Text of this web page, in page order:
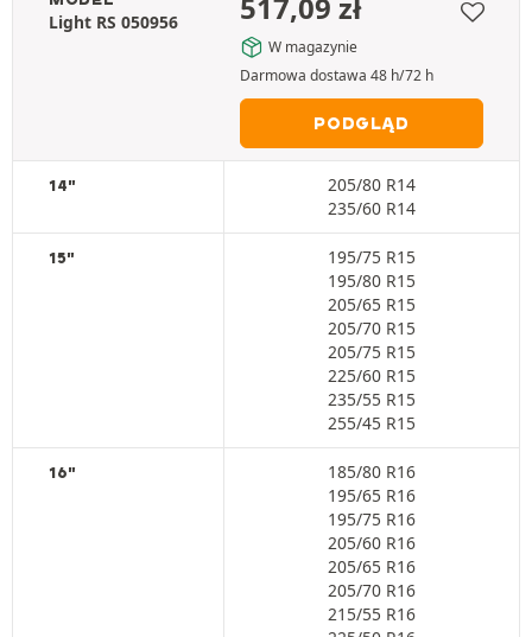
Light RS 050956
W magazynie
Darmowa dostawa 48 h/72 h
PODGLĄD
14"
205/80 R14
235/60 R14
15"
195/75 R15
195/80 R15
205/65 R15
205/70 R15
205/75 R15
225/60 R15
235/55 R15
255/45 R15
16"
185/80 R16
195/65 R16
195/75 R16
205/60 R16
205/65 R16
205/70 R16
215/55 R16